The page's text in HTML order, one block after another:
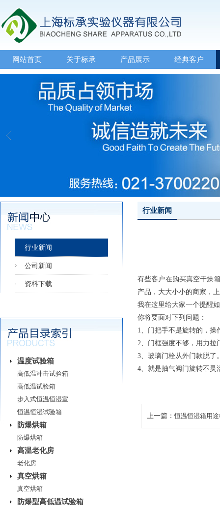
网站首页 关于标承 产品展示 经典客户
行业新闻
公司新闻
资料下载
温度试验箱
高低温冲击试验箱
高低温试验箱
步入式恒温恒湿室
恒温恒湿试验箱
防爆烘箱
防爆烘箱
高温老化房
老化房
真空烘箱
真空烘箱
防爆型高低温试验箱
行业新闻
有些客户在购买真空干燥
产品，大大小小的商家，
我在这里给大家一个提醒
你将要面对下列问题：
1、门把手不是旋转的，操
2、门框强度不够，用力拉
3、玻璃门栓从外门款脱了
4、就是抽气阀门旋转不灵
上一篇：恒温恒湿箱用